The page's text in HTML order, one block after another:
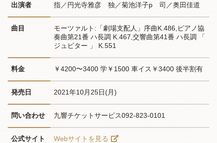
出演者 指／円光寺雅彦　独／菊池洋子p　司／奥田佳道
曲目
モーツァルト:「劇場支配人」序曲K.486,ピアノ協
奏曲第21番 ハ長調 K.467,交響曲第41番 ハ長調 「
ジュピター 」 K.551
料金 ￥4200〜3400 学￥1500 車イス￥3400 後半割有
発売日 2021年10月25日(月)
問い合わせ 九響チケットサービス092-823-0101
公式サイト Webサイトを見る